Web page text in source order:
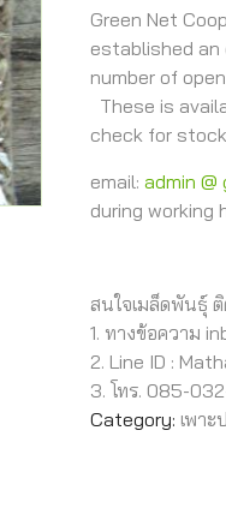
Green Net
established an
number of
These is
check for
email: admin @
during working
สนใจเมล็ดพันธุ์
1. ทางข้อความ
2. Line ID :
3. โทร. 085-
Category: เพาะ